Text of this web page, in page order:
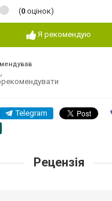
(0 оцінок)
Я рекомендую
Telegram
Рецензія